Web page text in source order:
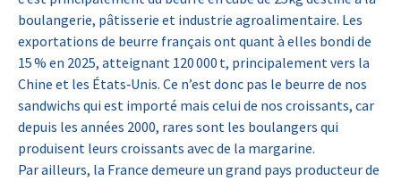
boulangerie, pâtisserie et industrie agroalimentaire. Les
exportations de beurre français ont quant à elles bondi de
15 % en 2025, atteignant 120 000 t, principalement vers la
Chine et les États‑Unis. Ce n’est donc pas le beurre de nos
sandwichs qui est importé mais celui de nos croissants, car
depuis les années 2000, rares sont les boulangers qui
produisent leurs croissants avec de la margarine.
Par ailleurs, la France demeure un grand pays producteur de